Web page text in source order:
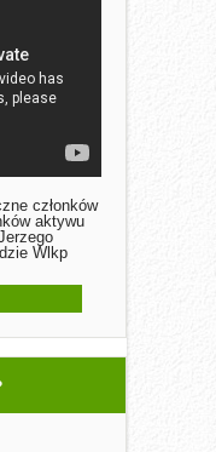
członków
aktywu
Wlkp